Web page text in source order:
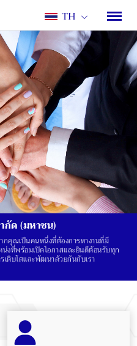
TH
ด (มหาชน)
กคุณเป็นคนหนึ่งที่ต้องการหางานที่มี
งที่พร้อมเปิดโอกาสและยินดีต้อนรับทุก
เติบโตและพัฒนาด้วยกันกับเรา